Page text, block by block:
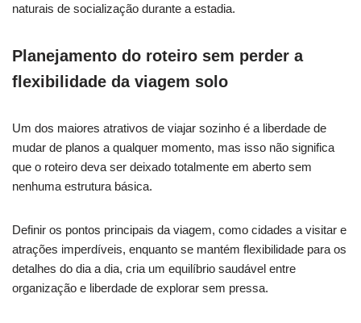
naturais de socialização durante a estadia.
Planejamento do roteiro sem perder a
flexibilidade da viagem solo
Um dos maiores atrativos de viajar sozinho é a liberdade de
mudar de planos a qualquer momento, mas isso não significa
que o roteiro deva ser deixado totalmente em aberto sem
nenhuma estrutura básica.
Definir os pontos principais da viagem, como cidades a visitar e
atrações imperdíveis, enquanto se mantém flexibilidade para os
detalhes do dia a dia, cria um equilíbrio saudável entre
organização e liberdade de explorar sem pressa.